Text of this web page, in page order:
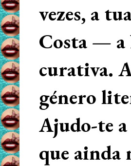
vezes, a
Costa — a
curativa.
género
Ajudo-te
que ainda